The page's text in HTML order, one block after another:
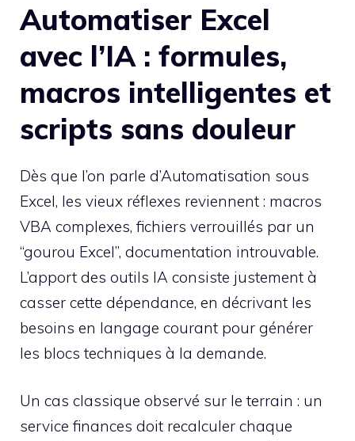
Automatiser Excel
avec l’IA : formules,
macros intelligentes et
scripts sans douleur
Dès que l’on parle d’Automatisation sous
Excel, les vieux réflexes reviennent : macros
VBA complexes, fichiers verrouillés par un
“gourou Excel”, documentation introuvable.
L’apport des outils IA consiste justement à
casser cette dépendance, en décrivant les
besoins en langage courant pour générer
les blocs techniques à la demande.
Un cas classique observé sur le terrain : un
service finances doit recalculer chaque